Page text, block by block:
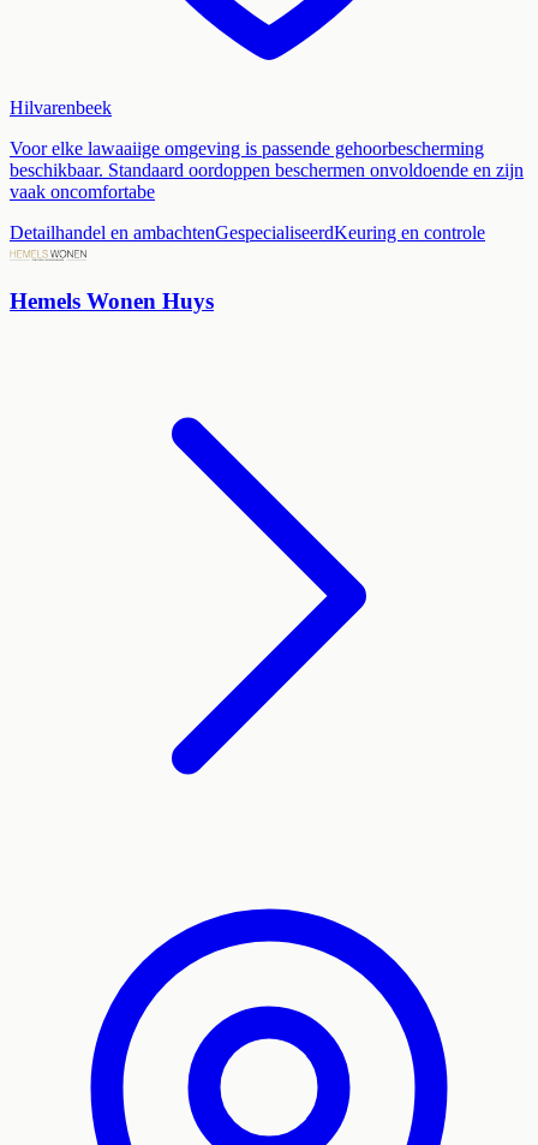
Hilvarenbeek
Voor elke lawaaiige omgeving is passende gehoorbescherming
beschikbaar. Standaard oordoppen beschermen onvoldoende en zijn
vaak oncomfortabe
Detailhandel en ambachtenGespecialiseerdKeuring en controle
Hemels Wonen Huys